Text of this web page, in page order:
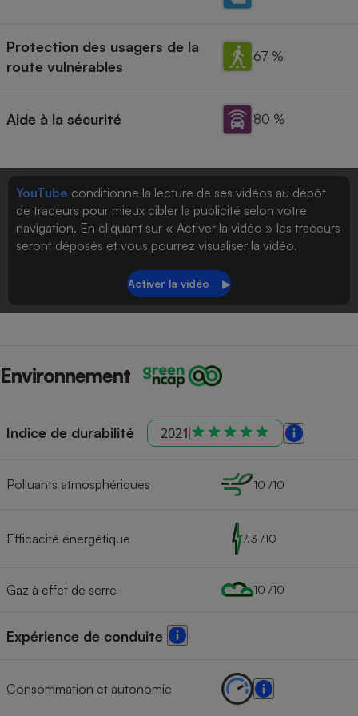
Protection des usagers de la
route vulnérables
67 %
Aide à la sécurité 80 %
YouTube conditionne la lecture de ses vidéos au dépôt
de traceurs pour mieux cibler la publicité selon votre
navigation. En cliquant sur « Activer la vidéo » les traceurs
seront déposés et vous pourrez visualiser la vidéo.
Environnement
Indice de durabilité 2021
Polluants atmosphériques 10 /10
Efficacité énergétique 7,3 /10
Gaz à effet de serre 10 /10
Expérience de conduite
Consommation et autonomie